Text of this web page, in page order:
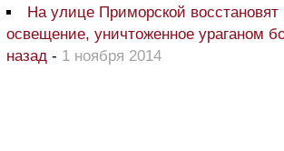
На улице Приморской восстановят
освещение, уничтоженное ураганом
назад - 1 ноября 2014